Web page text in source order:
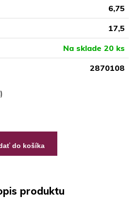
6,75
17,5
Na sklade 20 ks
2870108
do košíka
produktu